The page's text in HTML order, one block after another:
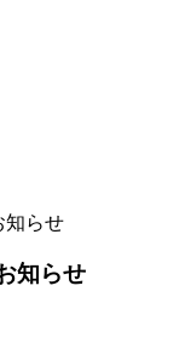
知らせ
知らせ